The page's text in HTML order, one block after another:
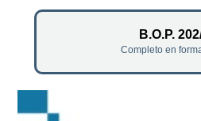
B.O.P.
Completo en